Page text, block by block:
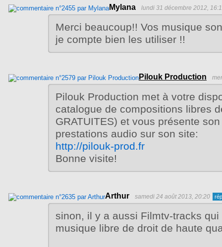
Mylana lundi 31 décembre 2012,
Merci beaucoup!! Vos musique
je compte bien les utiliser !!
Pilouk Production
Pilouk Production met à votre
catalogue de compositions libres
GRATUITES) et vous présente
prestations audio sur son site:
http://pilouk-prod.fr
Bonne visite!
Arthur samedi 24 août 2013, 20:20
sinon, il y a aussi Filmtv-tracks
musique libre de droit de haute